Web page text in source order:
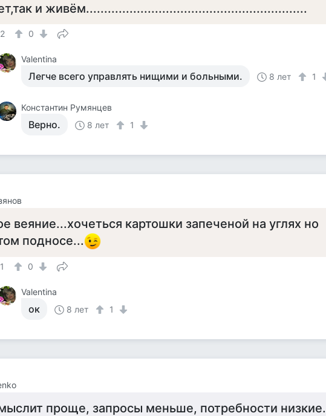
и живём.............................................................
2 0
Valentina
Легче всего управлять нищими и больными. 8 лет 1
Константин Румянцев
Верно. 8 лет 1
веяние...хочеться картошки запеченой на углях но
подносе...
1 0
Valentina
ок 8 лет 1
проще, запросы меньше, потребности низкие.